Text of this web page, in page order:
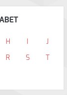
H J
R S